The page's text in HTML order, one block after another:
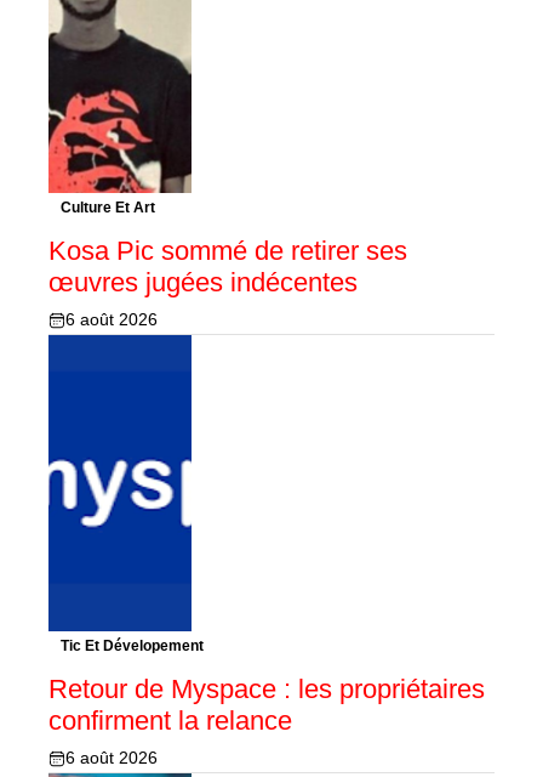
Culture Et Art
Kosa Pic sommé de retirer ses
œuvres jugées indécentes
6 août 2026
Tic Et Dévelopement
Retour de Myspace : les propriétaires
confirment la relance
6 août 2026